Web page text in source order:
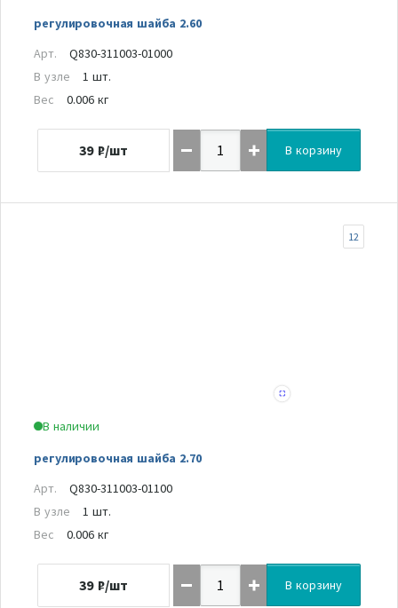
регулировочная шайба 2.60
Арт.
Q830-311003-01000
В узле
1 шт.
Вес
0.006 кг
39 ₽/шт В корзину
В наличии
регулировочная шайба 2.70
12
Арт.
Q830-311003-01100
В узле
1 шт.
Вес
0.006 кг
39 ₽/шт В корзину